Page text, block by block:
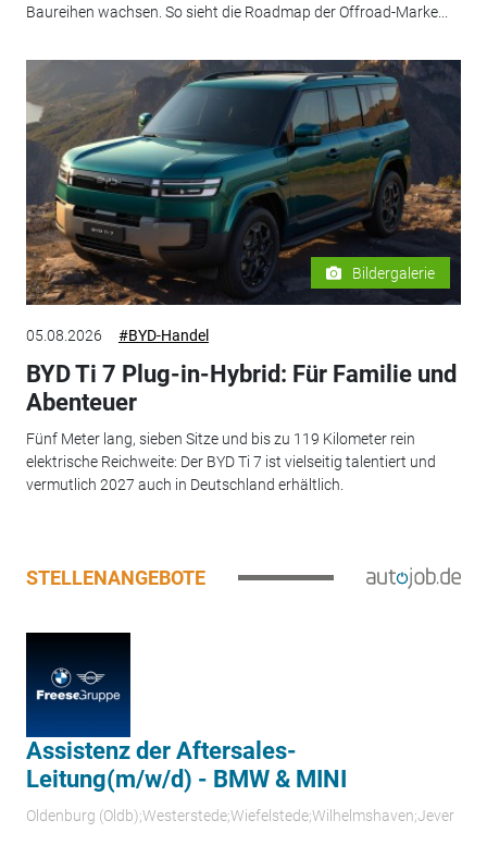
Baureihen wachsen. So sieht die Roadmap der Offroad-Marke...
Bildergalerie
05.08.2026 #BYD-Handel
BYD Ti 7 Plug-in-Hybrid: Für Familie und
Abenteuer
Fünf Meter lang, sieben Sitze und bis zu 119 Kilometer rein
elektrische Reichweite: Der BYD Ti 7 ist vielseitig talentiert und
vermutlich 2027 auch in Deutschland erhältlich.
STELLENANGEBOTE
Assistenz der Aftersales-
Leitung(m/w/d) - BMW & MINI
Oldenburg (Oldb);Westerstede;Wiefelstede;Wilhelmshaven;Jever